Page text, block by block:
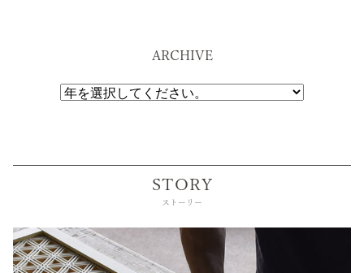
ARCHIVE
STORY
ストーリー